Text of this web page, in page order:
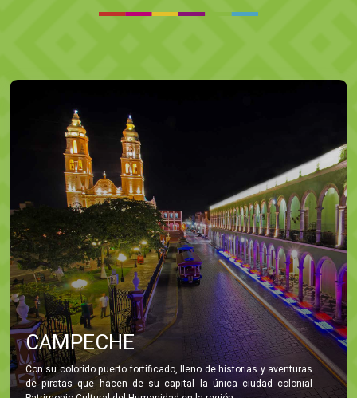
CAMPECHE
Con su colorido puerto fortificado, lleno de historias y aventuras
de piratas que hacen de su capital la única ciudad colonial